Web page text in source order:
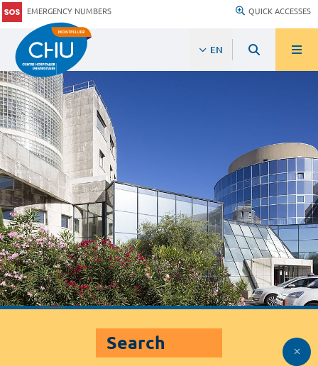
EMERGENCY NUMBERS QUICK ACCESSES
EN
Search